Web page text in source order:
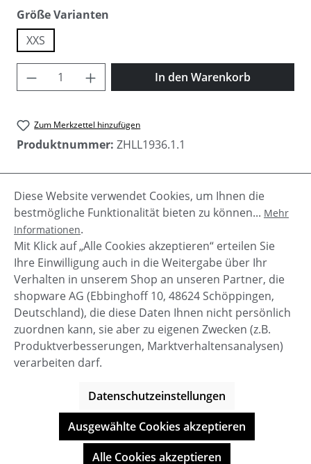
Größe Varianten
XXS
Produkt Anzahl: Gib den gewünschten
In den Warenkorb
Zum Merkzettel hinzufügen
Produktnummer: ZHLL1936.1.1
Beschreibung
Fabia von Zhrill, eine Hose für jede Gelegenheit. Ein
bequemer Joggerstyle macht diese Hose so beliebt.
Kombiniere sie chic…Mehr
Service-Hotline
Informationen
© BOOTBAY-n-others
Alle Preise inkl. gesetzl. Mehrwertsteuer zzgl.
Diese Website verwendet Cookies, um Ihnen die
bestmögliche Funktionalität bieten zu können... Mehr
Informationen.
Mit Klick auf „Alle Cookies akzeptieren“ erteilen Sie
Ihre Einwilligung auch in die Weitergabe über Ihr
Verhalten in unserem Shop an unseren Partner, die
shopware AG (Ebbinghoff 10, 48624 Schöppingen,
Deutschland), die diese Daten Ihnen nicht persönlich
zuordnen kann, sie aber zu eigenen Zwecken (z.B.
Produktverbesserungen, Marktverhaltensanalysen)
verarbeiten darf.
Datenschutzeinstellungen
Ausgewählte Cookies akzeptieren
Alle Cookies akzeptieren